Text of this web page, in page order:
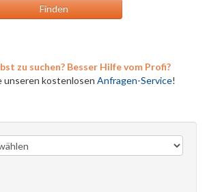
zu suchen? Besser Hilfe vom Profi?
unseren kostenlosen Anfragen-Service!